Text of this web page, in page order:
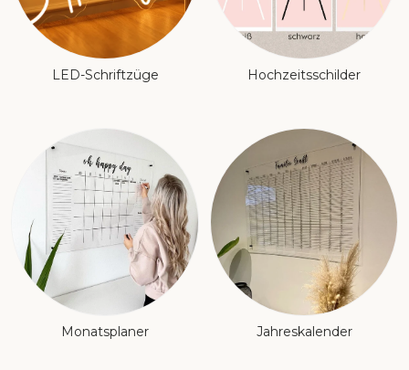
LED-Schriftzüge Hochzeitsschilder
Monatsplaner Jahreskalender